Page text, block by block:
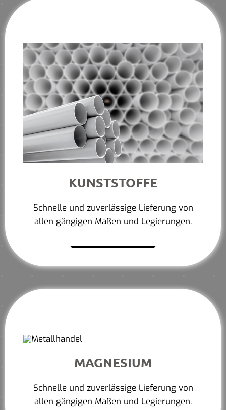
KUNSTSTOFFE
Schnelle und zuverlässige Lieferung von
allen gängigen Maßen und Legierungen.
MAGNESIUM
Schnelle und zuverlässige Lieferung von
allen gängigen Maßen und Legierungen.